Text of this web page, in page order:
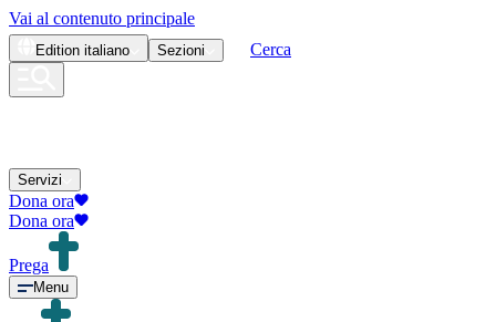
Vai al contenuto principale
Edition italiano Sezioni Cerca
Servizi
Dona ora
Dona ora
Prega
Menu